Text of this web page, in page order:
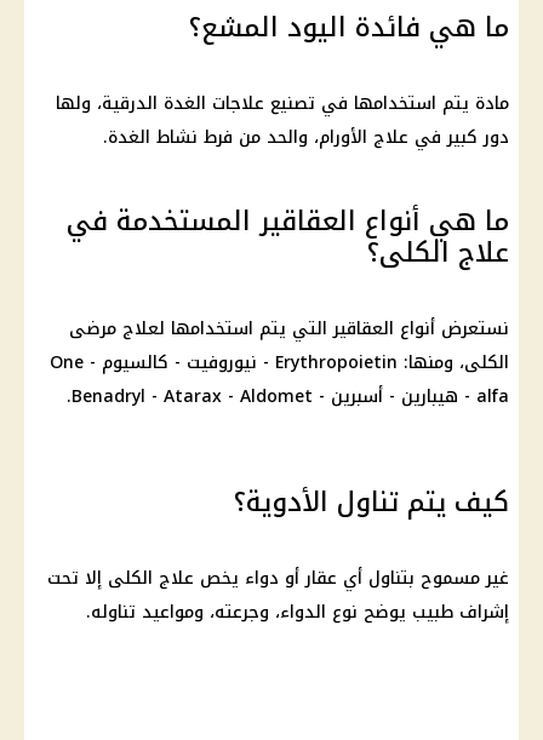
ما هي فائدة اليود المشع؟
مادة يتم استخدامها في تصنيع علاجات الغدة الدرقية، ولها
دور كبير في علاج الأورام، والحد من فرط نشاط الغدة.
ما هي أنواع العقاقير المستخدمة في
علاج الكلى؟
نستعرض أنواع العقاقير التي يتم استخدامها لعلاج مرضى
الكلى، ومنها: Erythropoietin - نيوروفيت - كالسيوم - One
alfa - هيبارين - أسبرين - Benadryl - Atarax - Aldomet.
كيف يتم تناول الأدوية؟
غير مسموح بتناول أي عقار أو دواء يخص علاج الكلى إلا تحت
إشراف طبيب يوضح نوع الدواء، وجرعته، ومواعيد تناوله.